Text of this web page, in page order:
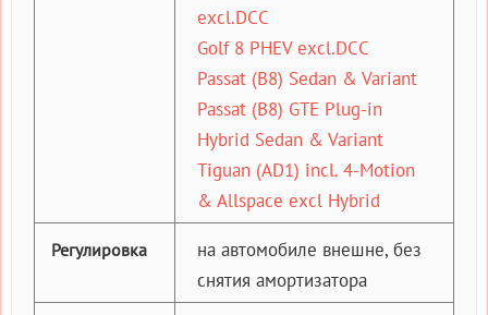
excl.DCC
Golf 8 PHEV excl.DCC
Passat (B8) Sedan & Variant
Passat (B8) GTE Plug-in
Hybrid Sedan & Variant
Tiguan (AD1) incl. 4-Motion
& Allspace excl Hybrid
Регулировка
на автомобиле внешне, без
снятия амортизатора